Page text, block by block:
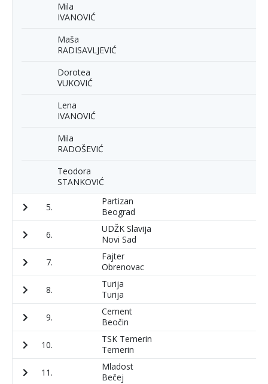
Mila
IVANOVIĆ
Maša
RADISAVLJEVIĆ
Dorotea
VUKOVIĆ
Lena
IVANOVIĆ
Mila
RADOŠEVIĆ
Teodora
STANKOVIĆ
5.
Partizan
Beograd
6.
UDŽK Slavija
Novi Sad
7.
Fajter
Obrenovac
8.
Turija
Turija
9.
Cement
Beočin
10.
TSK Temerin
Temerin
11.
Mladost
Bečej